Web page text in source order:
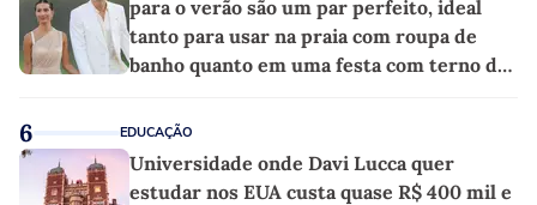
para o verão são um par perfeito, ideal
tanto para usar na praia com roupa de
banho quanto em uma festa com terno de
6 EDUCAÇÃO
Universidade onde Davi Lucca quer
estudar nos EUA custa quase R$ 400 mil e